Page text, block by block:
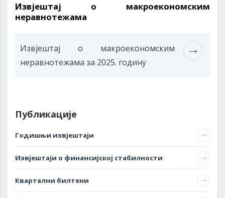
Извјештај о макроекономским
неравнотежама
Извјештај о макроекономским
неравнотежама за 2025. годину
Публикације
Годишњи извјештаји
Извјештаји о финансијској стабилности
Квартални билтени